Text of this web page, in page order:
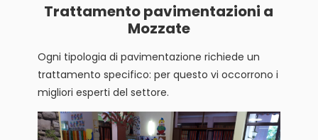
Trattamento pavimentazioni a
Mozzate
Ogni tipologia di pavimentazione richiede un
trattamento specifico: per questo vi occorrono i
migliori esperti del settore.